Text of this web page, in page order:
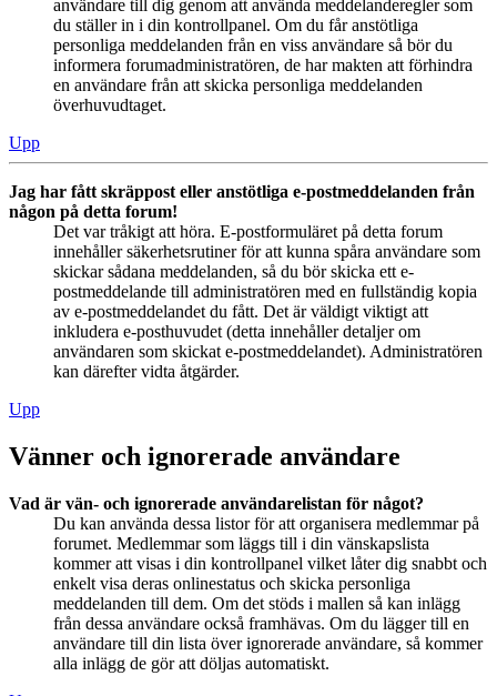
användare till dig genom att använda meddelanderegler som
du ställer in i din kontrollpanel. Om du får anstötliga
personliga meddelanden från en viss användare så bör du
informera forumadministratören, de har makten att förhindra
en användare från att skicka personliga meddelanden
överhuvudtaget.
Upp
Jag har fått skräppost eller anstötliga e-postmeddelanden från
någon på detta forum!
Det var tråkigt att höra. E-postformuläret på detta forum
innehåller säkerhetsrutiner för att kunna spåra användare som
skickar sådana meddelanden, så du bör skicka ett e-
postmeddelande till administratören med en fullständig kopia
av e-postmeddelandet du fått. Det är väldigt viktigt att
inkludera e-posthuvudet (detta innehåller detaljer om
användaren som skickat e-postmeddelandet). Administratören
kan därefter vidta åtgärder.
Upp
Vänner och ignorerade användare
Vad är vän- och ignorerade användarelistan för något?
Du kan använda dessa listor för att organisera medlemmar på
forumet. Medlemmar som läggs till i din vänskapslista
kommer att visas i din kontrollpanel vilket låter dig snabbt och
enkelt visa deras onlinestatus och skicka personliga
meddelanden till dem. Om det stöds i mallen så kan inlägg
från dessa användare också framhävas. Om du lägger till en
användare till din lista över ignorerade användare, så kommer
alla inlägg de gör att döljas automatiskt.